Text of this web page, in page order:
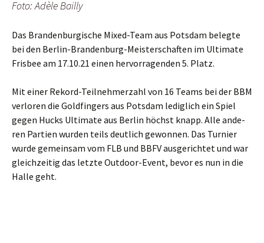
Foto: Adè­le Bailly
Das Bran­den­bur­gi­sche Mixed-Team aus Pots­dam beleg­te
bei den Ber­lin-Bran­den­burg-Meis­ter­schaf­ten im Ulti­ma­te
Fris­bee am 17.10.21 einen her­vor­ra­gen­den 5. Platz.
Mit einer Rekord-Teil­neh­mer­zahl von 16 Teams bei der BBM
ver­lo­ren die Gold­fin­gers aus Pots­dam ledig­lich ein Spiel
gegen Hucks Ulti­ma­te aus Ber­lin höchst knapp. Alle ande­
ren Par­tien wur­den teils deut­lich gewon­nen. Das Tur­nier
wur­de gemein­sam vom FLB und BBFV aus­ge­rich­tet und war
gleich­zei­tig das letz­te Out­door-Event, bevor es nun in die
Hal­le geht.